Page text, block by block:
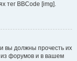
тег BBCode [img].
вы должны прочесть их
из форумов и в вашем